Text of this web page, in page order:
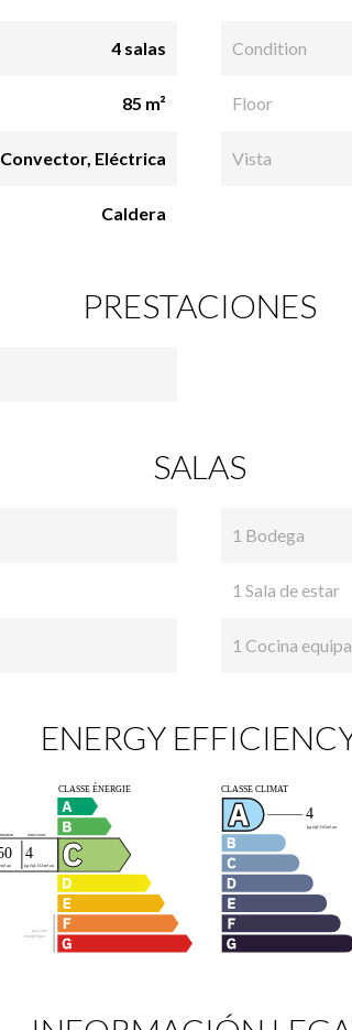
4 salas
85 m²
Convector, Eléctrica
Caldera
Condition
Floor
Vista
PRESTACIONES
SALAS
1 Bodega
1 Sala de estar
1 Cocina
ENERGY